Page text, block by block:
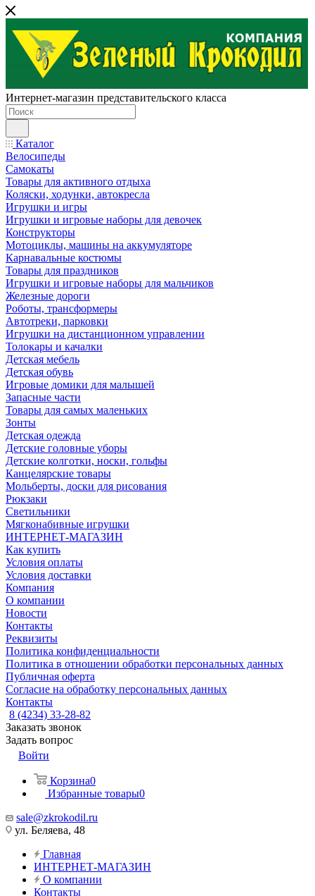
Интернет-магазин представительского класса
Каталог
Велосипеды
Самокаты
Товары для активного отдыха
Коляски, ходунки, автокресла
Игрушки и игры
Игрушки и игровые наборы для девочек
Конструкторы
Мотоциклы, машины на аккумуляторе
Карнавальные костюмы
Товары для праздников
Игрушки и игровые наборы для мальчиков
Железные дороги
Роботы, трансформеры
Автотреки, парковки
Игрушки на дистанционном управлении
Толокары и качалки
Детская мебель
Детская обувь
Игровые домики для малышей
Запасные части
Товары для самых маленьких
Зонты
Детская одежда
Детские головные уборы
Детские колготки, носки, гольфы
Канцелярские товары
Мольберты, доски для рисования
Рюкзаки
Светильники
Мягконабивные игрушки
ИНТЕРНЕТ-МАГАЗИН
Как купить
Условия оплаты
Условия доставки
Компания
О компании
Новости
Контакты
Реквизиты
Политика конфиденциальности
Политика в отношении обработки персональных данных
Публичная оферта
Согласие на обработку персональных данных
Контакты
8 (4234) 33-28-82
Заказать звонок
Задать вопрос
Войти
Корзина0
Избранные товары0
sale@zkrokodil.ru
ул. Беляева, 48
Главная
ИНТЕРНЕТ-МАГАЗИН
О компании
Контакты